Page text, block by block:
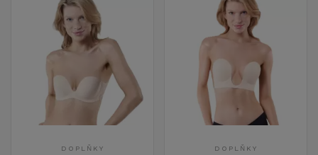
DOPLŇKY DOPLŇKY